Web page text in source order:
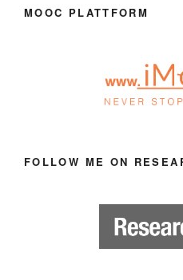
MOOC PLATTFORM
FOLLOW ME ON